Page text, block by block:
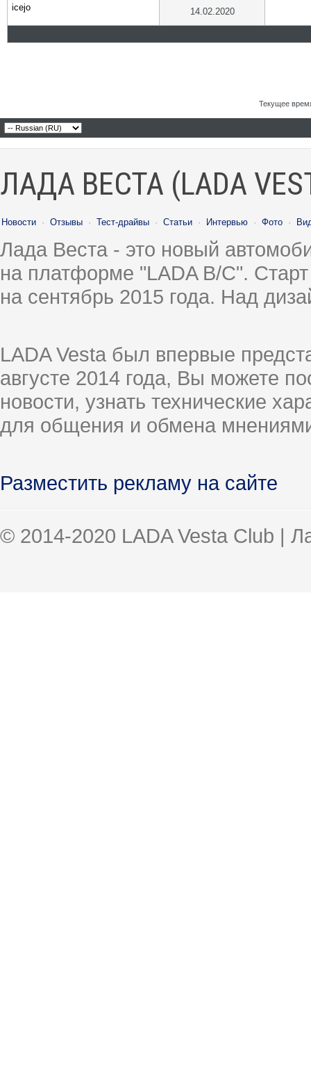
icejo 14.02.2020
Текущее
ЛАДА ВЕСТА (LADA
Новости · Отзывы · Тест-драйвы · Статьи · Интервью · Фото ·
Лада Веста - это новый
на платформе "LADA B/C".
на сентябрь 2015 года. Над
LADA Vesta был впервые
августе 2014 года, Вы можете
новости, узнать технические
для общения и обмена
Разместить рекламу на сайте
© 2014-2020 LADA Vesta Club |